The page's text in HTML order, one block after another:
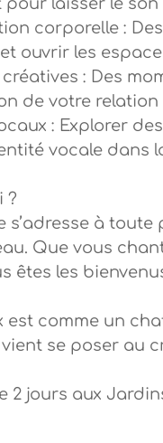
laisser le son
corporelle :
ouvrir les
créatives : Des
de votre relation
: Explorer
vocale dans
?
s’adresse à
Que vous
êtes les
est comme un
vient se poser au
2 jours aux